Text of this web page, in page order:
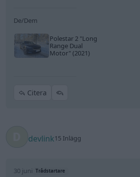
De/Dem
Polestar 2 "Long
Range Dual
Motor"(2021)
Citera
devlink15 Inlägg
30 juni Trådstartare